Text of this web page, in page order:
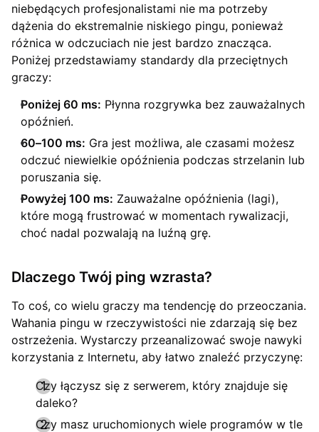
niebędących profesjonalistami nie ma potrzeby
dążenia do ekstremalnie niskiego pingu, ponieważ
różnica w odczuciach nie jest bardzo znacząca.
Poniżej przedstawiamy standardy dla przeciętnych
graczy:
Poniżej 60 ms: Płynna rozgrywka bez zauważalnych
opóźnień.
60–100 ms: Gra jest możliwa, ale czasami możesz
odczuć niewielkie opóźnienia podczas strzelanin lub
poruszania się.
Powyżej 100 ms: Zauważalne opóźnienia (lagi),
które mogą frustrować w momentach rywalizacji,
choć nadal pozwalają na luźną grę.
Dlaczego Twój ping wzrasta?
To coś, co wielu graczy ma tendencję do przeoczania.
Wahania pingu w rzeczywistości nie zdarzają się bez
ostrzeżenia. Wystarczy przeanalizować swoje nawyki
korzystania z Internetu, aby łatwo znaleźć przyczynę:
Czy łączysz się z serwerem, który znajduje się
daleko?
Czy masz uruchomionych wiele programów w tle